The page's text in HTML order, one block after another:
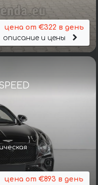
цена от €322 в день
описание и цены
цена от €893 в день